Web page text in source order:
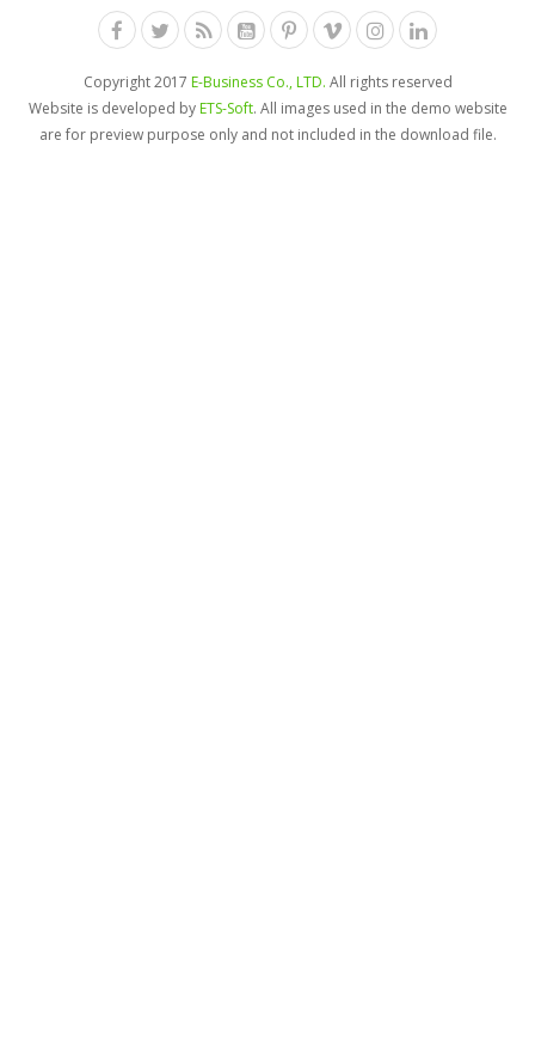
Copyright 2017 E-Business Co., LTD. All rights reserved
Website is developed byETS-Soft. All images used in the demo website
are for preview purpose only and not included in the download file.